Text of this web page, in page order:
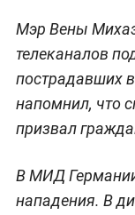
Мэр Вены
телеканалов
пострадавших
напомнил, что
призвал
В МИД
нападения. В